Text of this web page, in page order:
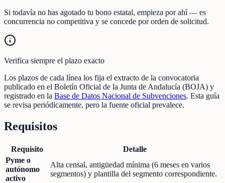
Si todavía no has agotado tu bono estatal, empieza por ahí — es
concurrencia no competitiva y se concede por orden de solicitud.
Verifica siempre el plazo exacto
Los plazos de cada línea los fija el extracto de la convocatoria
publicado en el Boletín Oficial de la Junta de Andalucía (BOJA) y
registrado en la Base de Datos Nacional de Subvenciones. Esta guía
se revisa periódicamente, pero la fuente oficial prevalece.
Requisitos
Requisito
Detalle
Pyme o
autónomo
activo
Alta censal, antigüedad mínima (6 meses en varios
segmentos) y plantilla del segmento correspondiente.